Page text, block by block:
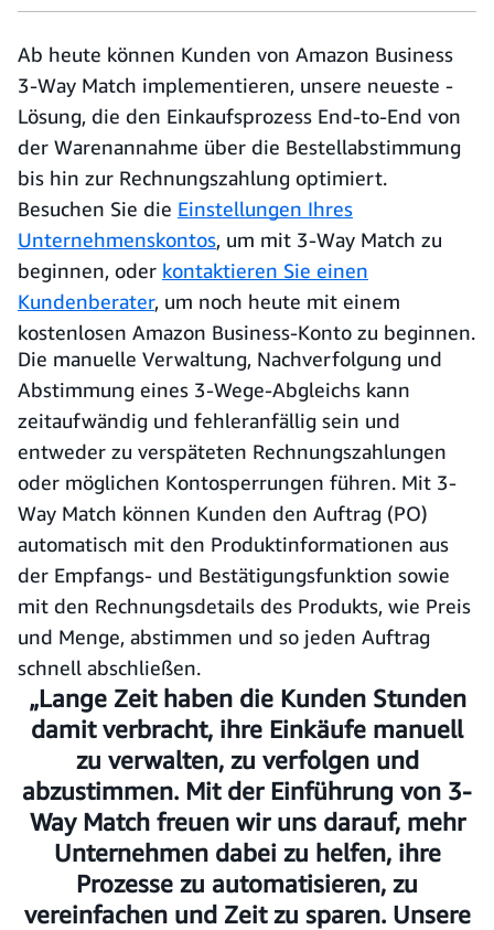
Ab heute können Kunden von Amazon Business
3-Way Match implementieren, unsere neueste -
Lösung, die den Einkaufsprozess End-to-End von
der Warenannahme über die Bestellabstimmung
bis hin zur Rechnungszahlung optimiert.
Besuchen Sie die Einstellungen Ihres
Unternehmenskontos, um mit 3-Way Match zu
beginnen, oder kontaktieren Sie einen
Kundenberater, um noch heute mit einem
kostenlosen Amazon Business-Konto zu beginnen.
Die manuelle Verwaltung, Nachverfolgung und
Abstimmung eines 3-Wege-Abgleichs kann
zeitaufwändig und fehleranfällig sein und
entweder zu verspäteten Rechnungszahlungen
oder möglichen Kontosperrungen führen. Mit 3-
Way Match können Kunden den Auftrag (PO)
automatisch mit den Produktinformationen aus
der Empfangs- und Bestätigungsfunktion sowie
mit den Rechnungsdetails des Produkts, wie Preis
und Menge, abstimmen und so jeden Auftrag
schnell abschließen.
„Lange Zeit haben die Kunden Stunden
damit verbracht, ihre Einkäufe manuell
zu verwalten, zu verfolgen und
abzustimmen. Mit der Einführung von 3-
Way Match freuen wir uns darauf, mehr
Unternehmen dabei zu helfen, ihre
Prozesse zu automatisieren, zu
vereinfachen und Zeit zu sparen. Unsere